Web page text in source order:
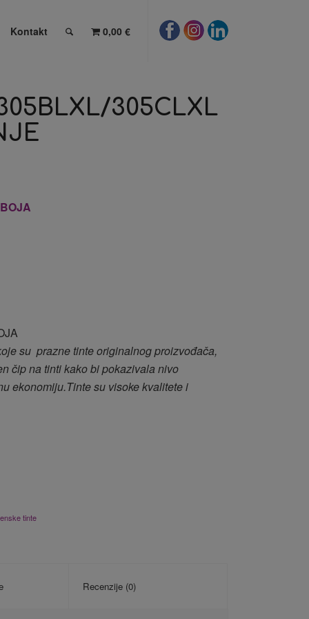
Kontakt 0,00 €
305CLXL
su prazne tinte originalnog proizvođača,
čip na tinti kako bi pokazivala nivo
ekonomiju.Tinte su visoke kvalitete i
tinte
Recenzije (0)